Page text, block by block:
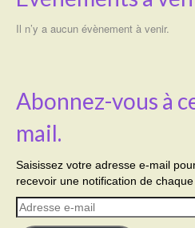
Il n’y a aucun évènement à venir.
Abonnez-vous à
mail.
Saisissez votre adresse e-mail
recevoir une notification de
Adresse
e-